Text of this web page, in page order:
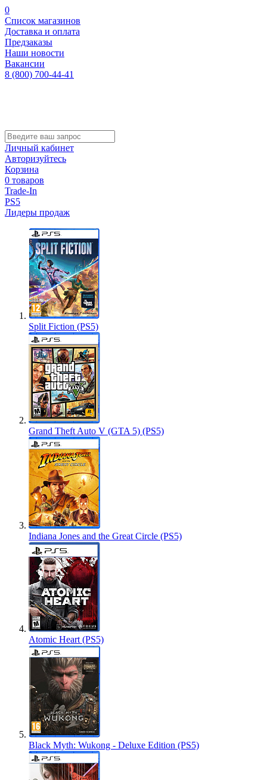
0
Список магазинов
Доставка и оплата
Предзаказы
Наши новости
Вакансии
8 (800) 700-44-41
Личный кабинет
Авторизуйтесь
Корзина
0 товаров
Trade-In
PS5
Лидеры продаж
Split Fiction (PS5)
Grand Theft Auto V (GTA 5) (PS5)
Indiana Jones and the Great Circle (PS5)
Atomic Heart (PS5)
Black Myth: Wukong - Deluxe Edition (PS5)